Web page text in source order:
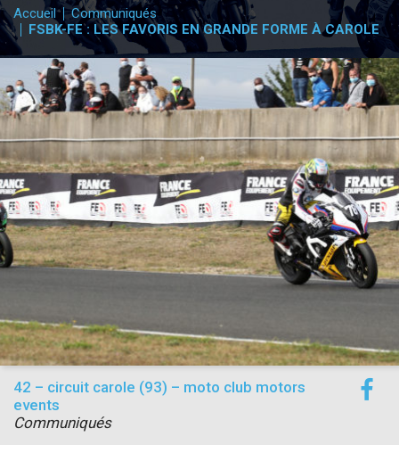
PARTENAIRES
PRESSE
PRESSE
accéder à la billetterie
Accueil
Communiqués
FSBK-FE : LES FAVORIS EN GRANDE FORME À CAROLE
42 – circuit carole (93) – moto club motors
events
Communiqués